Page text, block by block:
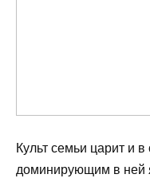
Культ семьи царит и
доминирующим в ней